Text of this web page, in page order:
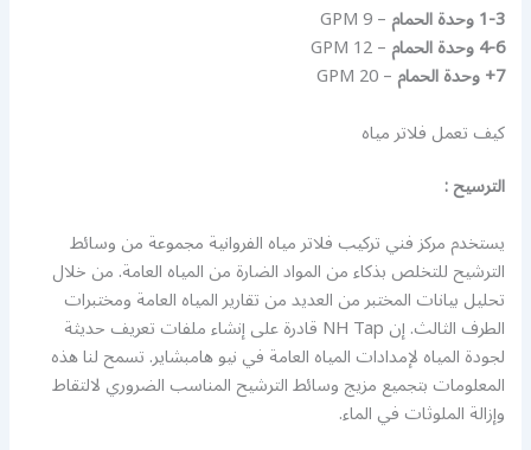
1-3 وحدة الحمام
– 9 GPM
4-6 وحدة الحمام – 12 GPM
7+ وحدة الحمام
– 20 GPM
كيف تعمل فلاتر مياه
الترسيح :
يستخدم مركز فني تركيب فلاتر مياه الفروانية مجموعة من وسائط
الترشيح للتخلص بذكاء من المواد الضارة من المياه العامة. من خلال
تحليل بيانات المختبر من العديد من تقارير المياه العامة ومختبرات
الطرف الثالث. إن NH Tap قادرة على إنشاء ملفات تعريف حديثة
لجودة المياه لإمدادات المياه العامة في نيو هامبشاير. تسمح لنا هذه
المعلومات بتجميع مزيج وسائط الترشيح المناسب الضروري لالتقاط
وإزالة الملوثات في الماء.